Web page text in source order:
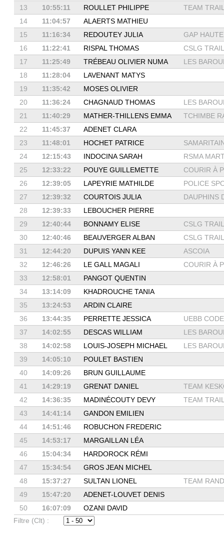
13
10:55:11 ROULLET PHILIPPE
TEAM
14
11:04:57
ALAERTS MATHIEU
15
11:16:34 REDOUTEY JULIA
GAP
16
11:22:41 RISPAL THOMAS
CSLG
17
11:25:49 TRÉBEAU OLIVIER NUMA
LES
18
11:28:04
LAVENANT MATYS
19
11:35:42
MOSES OLIVIER
20
11:36:24 CHAGNAUD THOMAS
LES
21
11:40:29 MATHER-THILLENS EMMA
TCHIMBE
22
11:45:37
ADENET CLARA
23
11:48:01 HOCHET PATRICE
24
12:15:43 INDOCINA SARAH
RSMA
25
12:33:22 POUYE GUILLEMETTE
COURIR À
26
12:39:05 LAPEYRIE MATHILDE
POLICE
27
12:39:32 COURTOIS JULIA
DAUPHINS
28
12:39:33
LEBOUCHER PIERRE
29
12:40:44 BONNAMY ELISE
CSLG
30
12:40:46 BEAUVERGER ALBAN
CSLG
31
12:44:20 DUPUIS YANN KEE
ASCOIA
32
12:46:26 LE GALL MAGALI
COURIR À
33
12:58:01
PANGOT QUENTIN
34
13:14:09
KHADROUCHE TANIA
35
13:24:53
ARDIN CLAIRE
36
13:44:35 PERRETTE JESSICA
UEBB
37
14:02:55 DESCAS WILLIAM
LES
38
14:02:58 LOUIS-JOSEPH MICHAEL
LES
39
14:05:10
POULET BASTIEN
40
14:09:26
BRUN GUILLAUME
41
14:29:19 GRENAT DANIEL
TEAM
42
14:36:35 MADINÉCOUTY DEVY
TEAM
43
14:41:14
GANDON EMILIEN
44
14:51:46
ROBUCHON FREDERIC
45
14:53:17
MARGAILLAN LÉA
46
15:04:34
HARDOROCK RÉMI
47
15:34:54
GROS JEAN MICHEL
48
15:37:27 SULTAN LIONEL
TEAM
49
15:47:20
ADENET-LOUVET DENIS
50
16:07:09
OZANI DAVID
Filtre (Clt) :